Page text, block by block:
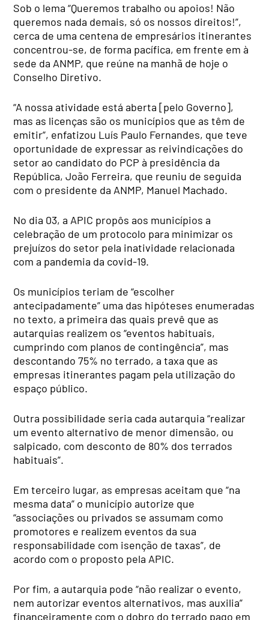
Sob o lema “Queremos trabalho ou apoios! Não
queremos nada demais, só os nossos direitos!”,
cerca de uma centena de empresários itinerantes
concentrou-se, de forma pacífica, em frente em à
sede da ANMP, que reúne na manhã de hoje o
Conselho Diretivo.
“A nossa atividade está aberta [pelo Governo],
mas as licenças são os municípios que as têm de
emitir”, enfatizou Luís Paulo Fernandes, que teve
oportunidade de expressar as reivindicações do
setor ao candidato do PCP à presidência da
República, João Ferreira, que reuniu de seguida
com o presidente da ANMP, Manuel Machado.
No dia 03, a APIC propôs aos municípios a
celebração de um protocolo para minimizar os
prejuízos do setor pela inatividade relacionada
com a pandemia da covid-19.
Os municípios teriam de “escolher
antecipadamente” uma das hipóteses enumeradas
no texto, a primeira das quais prevê que as
autarquias realizem os “eventos habituais,
cumprindo com planos de contingência”, mas
descontando 75% no terrado, a taxa que as
empresas itinerantes pagam pela utilização do
espaço público.
Outra possibilidade seria cada autarquia “realizar
um evento alternativo de menor dimensão, ou
salpicado, com desconto de 80% dos terrados
habituais”.
Em terceiro lugar, as empresas aceitam que “na
mesma data” o município autorize que
“associações ou privados se assumam como
promotores e realizem eventos da sua
responsabilidade com isenção de taxas”, de
acordo com o proposto pela APIC.
Por fim, a autarquia pode “não realizar o evento,
nem autorizar eventos alternativos, mas auxilia”
financeiramente com o dobro do terrado pago em